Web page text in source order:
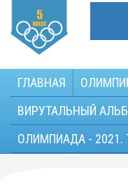
ГЛАВНАЯ
ВИРУТАЛЬНЫЙ
ОЛИМПИАДА - 2021.